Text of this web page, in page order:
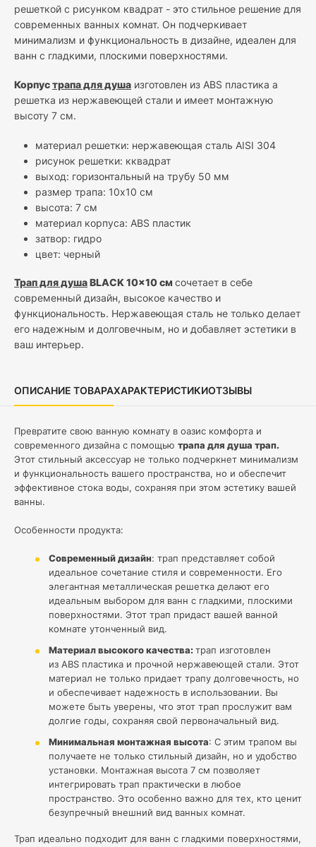
решеткой с рисунком квадрат - это стильное решение для
современных ванных комнат. Он подчеркивает
минимализм и функциональность в дизайне, идеален для
ванн с гладкими, плоскими поверхностями.
Корпустрапа для душа изготовлен из ABS пластика а
решетка из нержавеющей стали и имеет монтажную
высоту 7 см.
материал решетки: нержавеющая сталь AISI 304
рисунок решетки: кквадрат
выход: горизонтальный на трубу 50 мм
размер трапа: 10х10 см
высота: 7 см
материал корпуса: ABS пластик
затвор: гидро
цвет: черный
Трап для душаBLACK 10x10см сочетает в себе
современный дизайн, высокое качество и
функциональность. Нержавеющая сталь не только делает
его надежным и долговечным, но и добавляет эстетики в
ваш интерьер.
ОПИСАНИЕ ТОВАРАХАРАКТЕРИСТИКИОТЗЫВЫ
Превратите свою ванную комнату в оазис комфорта и
современного дизайна с помощью трапа для душа трап.
Этот стильный аксессуар не только подчеркнет минимализм
и функциональность вашего пространства, но и обеспечит
эффективное стока воды, сохраняя при этом эстетику вашей
ванны.
Особенности продукта:
Современный дизайн: трап представляет собой
идеальное сочетание стиля и современности. Его
элегантная металлическая решетка делают его
идеальным выбором для ванн с гладкими, плоскими
поверхностями. Этот трап придаст вашей ванной
комнате утонченный вид.
Материал высокого качества: трап изготовлен
из ABS пластика и прочной нержавеющей стали. Этот
материал не только придает трапу долговечность, но
и обеспечивает надежность в использовании. Вы
можете быть уверены, что этот трап прослужит вам
долгие годы, сохраняя свой первоначальный вид.
Минимальная монтажная высота: С этим трапом вы
получаете не только стильный дизайн, но и удобство
установки. Монтажная высота 7 см позволяет
интегрировать трап практически в любое
пространство. Это особенно важно для тех, кто ценит
безупречный внешний вид ванных комнат.
Трап идеально подходит для ванн с гладкими поверхностями,